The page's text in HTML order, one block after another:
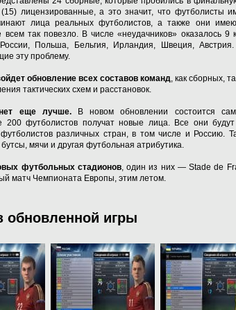
лицензированные, а это значит, что футболисты
лица реальных футболистов, а также они
так повезло. В числе «неудачников» оказалось 9
Польша, Бельгия, Ирландия, Швеция, Австрия.
эту проблему.
обновление всех составов команд, как сборных,
тактических схем и расстановок.
еще лучше.В новом обновлении состоится
200 футболистов получат новые лица. Все они будут
различных стран, в том числе и Россию.
мячи и другая футбольная атрибутика.
футбольных стадионов, один из них — Stade de
матч Чемпионата Европы, этим летом.
обновленной игры